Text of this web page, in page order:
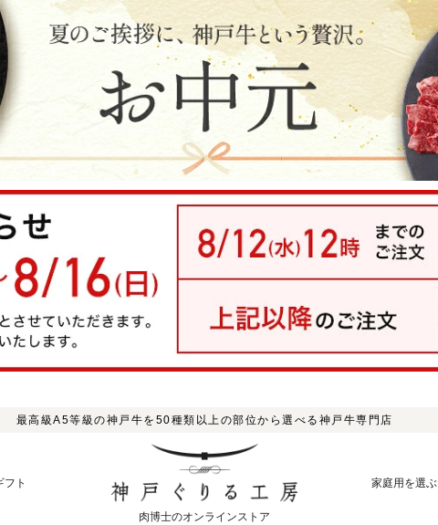
最高級A5等級の神戸牛を50種類以上の部位から選べる神戸牛専門店
フト
肉博士のオンラインストア
家庭用を選ぶ